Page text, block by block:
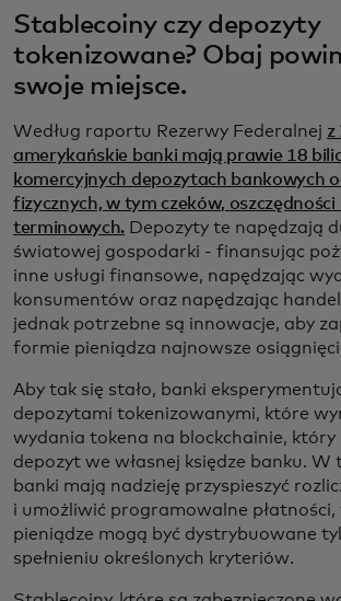
Stablecoiny czy depozyty
tokenizowane? Obaj
swoje miejsce.
Według raportu Rezerwy Federalnej z
amerykańskie banki mają prawie 18
komercyjnych depozytach bankowych
fizycznych, w tym czeków,
terminowych. Depozyty te napędzają
światowej gospodarki - finansując
inne usługi finansowe, napędzając
konsumentów oraz napędzając
jednak potrzebne są innowacje, aby
formie pieniądza najnowsze
Aby tak się stało, banki
depozytami tokenizowanymi, które
wydania tokena na blockchainie, który
depozyt we własnej księdze banku. W
banki mają nadzieję przyspieszyć
i umożliwić programowalne płatności,
pieniądze mogą być dystrybuowane
spełnieniu określonych kryteriów.